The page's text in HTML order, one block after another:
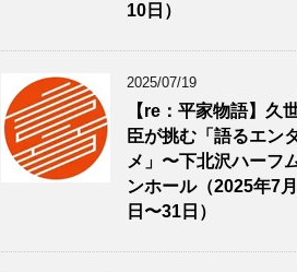
10日）
2025/07/19
【re：平家物語】久
臣が挑む「語るエン
メ」〜下北沢ハーフ
ンホール（2025年7
日〜31日）